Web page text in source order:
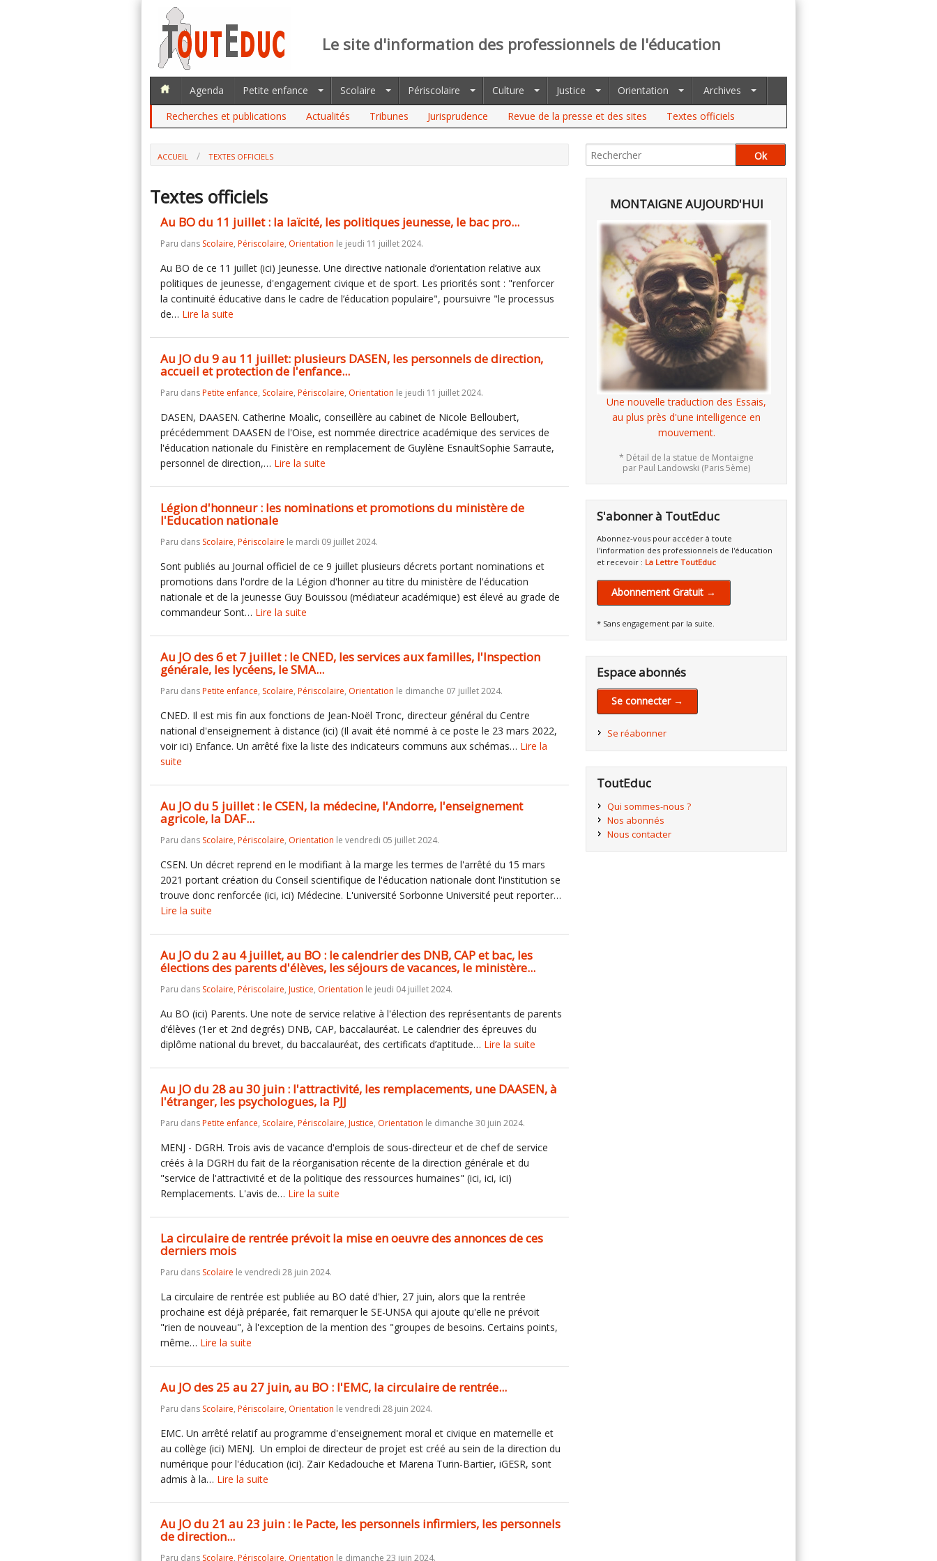
Le site d'information des professionnels de l'éducation
Agenda Petite enfance Scolaire Périscolaire Culture Justice Orientation
Archives
Recherches et publications
Actualités Tribunes Jurisprudence Revue de la presse et des sites Textes officiels
ACCUEIL TEXTES OFFICIELS
Textes officiels
Au BO du 11 juillet : la laïcité, les politiques jeunesse, le bac pro...
Paru dans Scolaire, Périscolaire, Orientation le jeudi 11 juillet 2024.
Au BO de ce 11 juillet (ici) Jeunesse. Une directive nationale d’orientation relative aux
politiques de jeunesse, d'engagement civique et de sport. Les priorités sont : "renforcer
la continuité éducative dans le cadre de l’éducation populaire", poursuivre "le processus
de… Lire la suite
Au JO du 9 au 11 juillet: plusieurs DASEN, les personnels de direction,
accueil et protection de l'enfance...
Paru dansPetite enfance, Scolaire, Périscolaire, Orientation le jeudi 11 juillet 2024.
DASEN, DAASEN. Catherine Moalic, conseillère au cabinet de Nicole Belloubert,
précédemment DAASEN de l'Oise, est nommée directrice académique des services de
l'éducation nationale du Finistère en remplacement de Guylène EsnaultSophie Sarraute,
personnel de direction,… Lire la suite
Légion d'honneur : les nominations et promotions du ministère de
l'Education nationale
Paru dans Scolaire, Périscolaire le mardi 09 juillet 2024.
Sont publiés au Journal officiel de ce 9 juillet plusieurs décrets portant nominations et
promotions dans l'ordre de la Légion d'honner au titre du ministère de l'éducation
nationale et de la jeunesse Guy Bouissou (médiateur académique) est élevé au grade de
commandeur Sont… Lire la suite
Au JO des 6 et 7 juillet : le CNED, les services aux familles, l'Inspection
générale, les lycéens, le SMA...
Paru dansPetite enfance, Scolaire, Périscolaire, Orientation le dimanche 07 juillet 2024.
CNED. Il est mis fin aux fonctions de Jean-Noël Tronc, directeur général du Centre
national d'enseignement à distance (ici) (Il avait été nommé à ce poste le 23 mars 2022,
voir ici) Enfance. Un arrêté fixe la liste des indicateurs communs aux schémas… Lire la
suite
Au JO du 5 juillet : le CSEN, la médecine, l'Andorre, l'enseignement
agricole, la DAF...
Paru dans Scolaire, Périscolaire, Orientation le vendredi 05 juillet 2024.
CSEN. Un décret reprend en le modifiant à la marge les termes de l'arrêté du 15 mars
2021 portant création du Conseil scientifique de l'éducation nationale dont l'institution se
trouve donc renforcée (ici, ici) Médecine. L'université Sorbonne Université peut reporter…
Lire la suite
Au JO du 2 au 4 juillet, au BO : le calendrier des DNB, CAP et bac, les
élections des parents d'élèves, les séjours de vacances, le ministère...
Paru dans Scolaire, Périscolaire, Justice, Orientation le jeudi 04 juillet 2024.
Au BO (ici) Parents. Une note de service relative à l'élection des représentants de parents
d’élèves (1er et 2nd degrés) DNB, CAP, baccalauréat. Le calendrier des épreuves du
diplôme national du brevet, du baccalauréat, des certificats d’aptitude… Lire la suite
Au JO du 28 au 30 juin : l'attractivité, les remplacements, une DAASEN, à
l'étranger, les psychologues, la PJJ
Paru dansPetite enfance, Scolaire, Périscolaire, Justice, Orientation le dimanche 30 juin 2024.
MENJ - DGRH. Trois avis de vacance d'emplois de sous-directeur et de chef de service
créés à la DGRH du fait de la réorganisation récente de la direction générale et du
"service de l'attractivité et de la politique des ressources humaines" (ici, ici, ici)
Remplacements. L'avis de… Lire la suite
La circulaire de rentrée prévoit la mise en oeuvre des annonces de ces
derniers mois
Paru dans Scolaire le vendredi 28 juin 2024.
La circulaire de rentrée est publiée au BO daté d'hier, 27 juin, alors que la rentrée
prochaine est déjà préparée, fait remarquer le SE-UNSA qui ajoute qu'elle ne prévoit
"rien de nouveau", à l'exception de la mention des "groupes de besoins. Certains points,
même… Lire la suite
Au JO des 25 au 27 juin, au BO : l'EMC, la circulaire de rentrée...
Paru dans Scolaire, Périscolaire, Orientation le vendredi 28 juin 2024.
EMC. Un arrêté relatif au programme d'enseignement moral et civique en maternelle et
au collège (ici) MENJ. Un emploi de directeur de projet est créé au sein de la direction du
numérique pour l'éducation (ici). Zaïr Kedadouche et Marena Turin-Bartier, iGESR, sont
admis à la… Lire la suite
Au JO du 21 au 23 juin : le Pacte, les personnels infirmiers, les personnels
de direction...
Paru dans Scolaire, Périscolaire, Orientation le dimanche 23 juin 2024.
MONTAIGNE AUJOURD'HUI
Une nouvelle traduction des Essais,
au plus près d'une intelligence en
mouvement.
* Détail de la statue de Montaigne
par Paul Landowski (Paris 5ème)
S'abonner à ToutEduc
Abonnez-vous pour accéder à toute
l'information des professionnels de l'éducation
et recevoir : La Lettre ToutEduc
Abonnement Gratuit →
* Sans engagement par la suite.
Espace abonnés
Se connecter →
Se réabonner
ToutEduc
Qui sommes-nous ?
Nos abonnés
Nous contacter